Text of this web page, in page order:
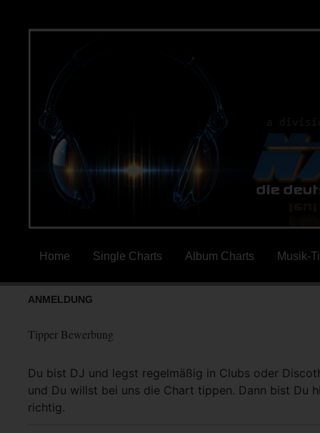
Home Single Charts Album Charts Musik-
ANMELDUNG
Tipper Bewerbung
Du bist DJ und legst regelmäßig in Clubs oder
und Du willst bei uns die Chart tippen. Dann bist Du
richtig.
Mehr Info